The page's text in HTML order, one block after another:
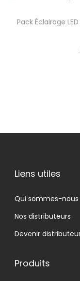
Pack Éclairage
Liens utiles
Qui sommes-nous
Nos distributeurs
Devenir
Produits